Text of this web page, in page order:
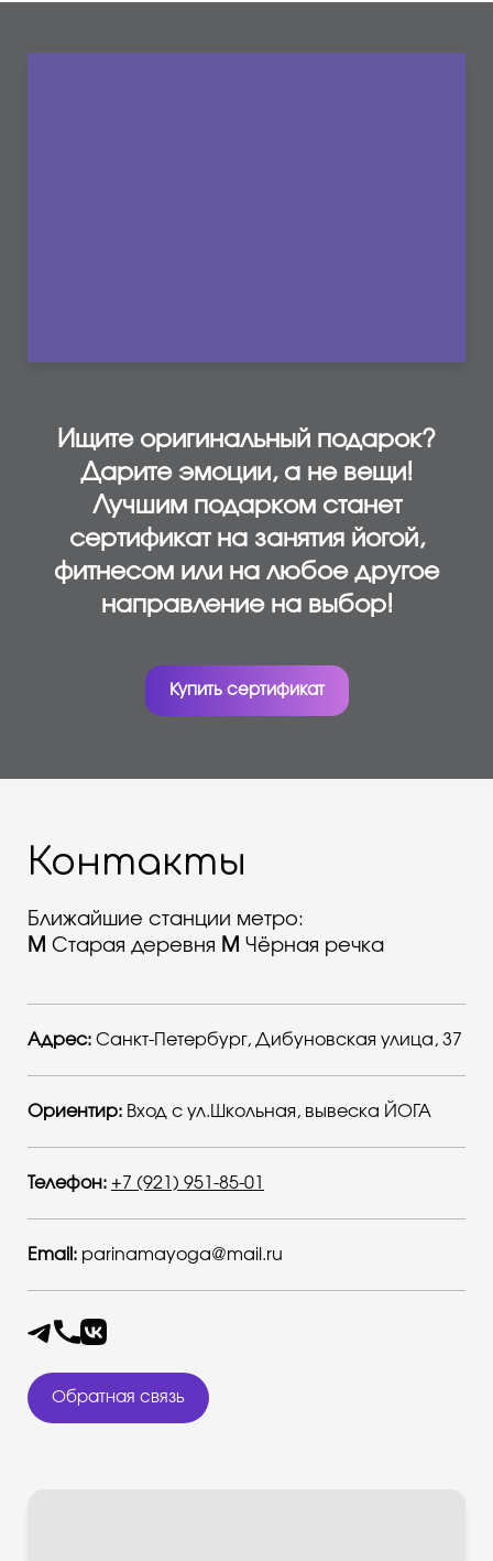
Ищите оригинальный подарок?
Дарите эмоции, а не вещи!
Лучшим подарком станет
сертификат на занятия йогой,
фитнесом или на любое другое
направление на выбор!
Купить сертификат
Контакты
Ближайшие станции метро:
M Старая деревня М Чёрная речка
Адрес: Санкт-Петербург, Дибуновская улица, 37
Ориентир: Вход с ул.Школьная, вывеска ЙОГА
Телефон: +7 (921) 951-85-01
Email: parinamayoga@mail.ru
Обратная связь